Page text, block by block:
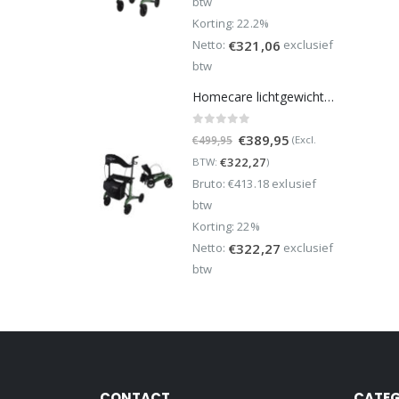
Korting: 22.2%
Netto: €321,06 exclusief
btw
Homecare lichtgewicht Rollator van 5,8 kg – Carbon rollator tot 150 kg draaggewicht – Dubbel opvouwbaar en inclusief reistas - Groen
€499,95 Oorspronkelijke
prijs
was:
€389,95 Huidige
is:
(Excl.
BTW: €322,27)
Bruto: €413.18 exlusief
btw
Korting: 22%
Netto: €322,27 exclusief
btw